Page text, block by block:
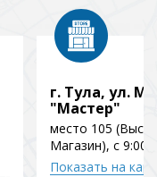
г. Тула, ул.
"Мастер"
место 105
Магазин), с 9:00
Показать на